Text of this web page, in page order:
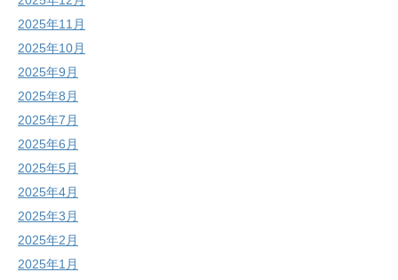
2025年11月
2025年10月
2025年9月
2025年8月
2025年7月
2025年6月
2025年5月
2025年4月
2025年3月
2025年2月
2025年1月